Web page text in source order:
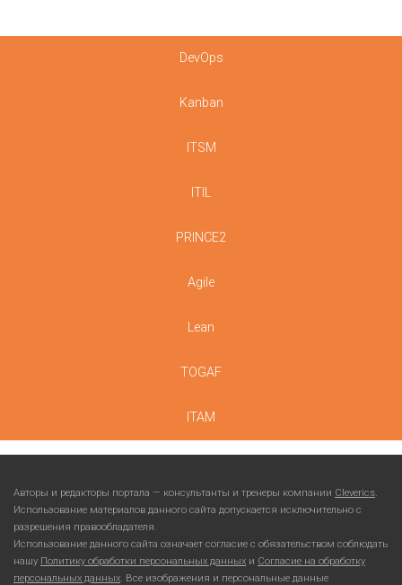
DevOps
Kanban
ITSM
ITIL
PRINCE2
Agile
Lean
TOGAF
ITAM
Авторы и редакторы портала — консультанты и тренеры компании Cleverics.
Использование материалов данного сайта допускается исключительно с
разрешения правообладателя.
Использование данного сайта означает согласие с обязательством соблюдать
нашу Политику обработки персональных данных и Согласие на обработку
персональных данных. Все изображения и персональные данные